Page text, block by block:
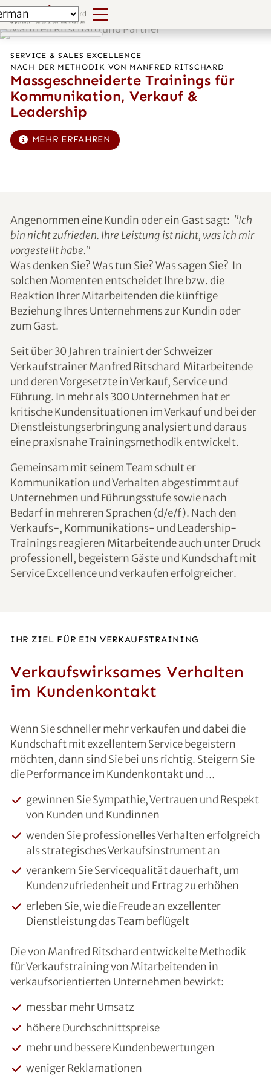
SERVICE & SALES EXCELLENCE
NACH DER METHODIK VON MANFRED RITSCHARD
Massgeschneiderte Trainings für
Kommunikation, Verkauf &
Leadership
MEHR ERFAHREN
Angenommen eine Kundin oder ein Gast sagt: "Ich
bin nicht zufrieden. Ihre Leistung ist nicht, was ich mir
vorgestellt habe."
Was denken Sie? Was tun Sie? Was sagen Sie? In
solchen Momenten entscheidet Ihre bzw. die
Reaktion Ihrer Mitarbeitenden die künftige
Beziehung Ihres Unternehmens zur Kundin oder
zum Gast.
Seit über 30 Jahren trainiert der Schweizer
Verkaufstrainer Manfred Ritschard Mitarbeitende
und deren Vorgesetzte in Verkauf, Service und
Führung. In mehr als 300 Unternehmen hat er
kritische Kundensituationen im Verkauf und bei der
Dienstleistungserbringung analysiert und daraus
eine praxisnahe Trainingsmethodik entwickelt.
Gemeinsam mit seinem Team schult er
Kommunikation und Verhalten abgestimmt auf
Unternehmen und Führungsstufe sowie nach
Bedarf in mehreren Sprachen (d/e/f). Nach den
Verkaufs-, Kommunikations- und Leadership-
Trainings reagieren Mitarbeitende auch unter Druck
professionell, begeistern Gäste und Kundschaft mit
Service Excellence und verkaufen erfolgreicher.
IHR ZIEL FÜR EIN VERKAUFSTRAINING
Verkaufswirksames Verhalten
im Kundenkontakt
Wenn Sie schneller mehr verkaufen und dabei die
Kundschaft mit exzellentem Service begeistern
möchten, dann sind Sie bei uns richtig. Steigern Sie
die Performance im Kundenkontakt und ...
gewinnen Sie Sympathie, Vertrauen und Respekt
von Kunden und Kundinnen
wenden Sie professionelles Verhalten erfolgreich
als strategisches Verkaufsinstrument an
verankern Sie Servicequalität dauerhaft, um
Kundenzufriedenheit und Ertrag zu erhöhen
erleben Sie, wie die Freude an exzellenter
Dienstleistung das Team beflügelt
Die von Manfred Ritschard entwickelte Methodik
für Verkaufstraining von Mitarbeitenden in
verkaufsorientierten Unternehmen bewirkt:
messbar mehr Umsatz
höhere Durchschnittspreise
mehr und bessere Kundenbewertungen
weniger Reklamationen